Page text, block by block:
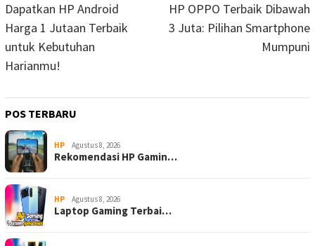
pos
Dapatkan HP Android
Harga 1 Jutaan Terbaik
untuk Kebutuhan
Harianmu!
HP OPPO Terbaik Dibawah
3 Juta: Pilihan Smartphone
Mumpuni
POS TERBARU
HP Agustus 8, 2026
Rekomendasi HP Gamin…
HP Agustus 8, 2026
Laptop Gaming Terbai…